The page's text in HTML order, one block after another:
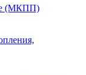
(МКПП)